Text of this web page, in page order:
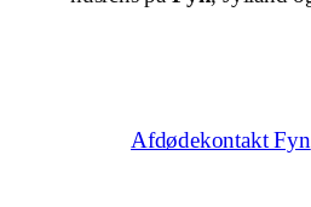
Afdødekontakt Fyn